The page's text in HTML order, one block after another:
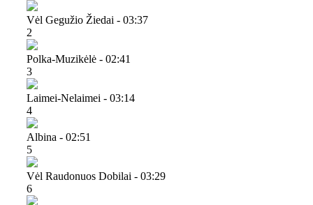
Vėl Gegužio Žiedai - 03:37
2
Polka-Muzikėlė - 02:41
3
Laimei-Nelaimei - 03:14
4
Albina - 02:51
5
Vėl Raudonuos Dobilai - 03:29
6